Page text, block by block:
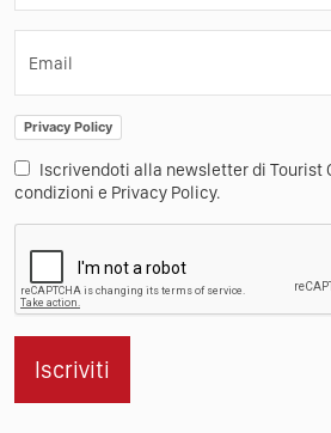
Email
Privacy Policy
Iscrivendoti alla newsletter di Tourist
condizioni e Privacy Policy.
Iscriviti